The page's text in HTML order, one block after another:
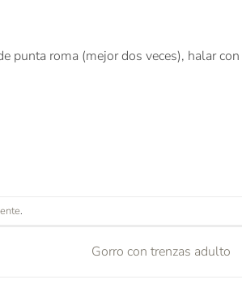
punta roma (mejor dos veces), halar con
.
Gorro con trenzas adulto